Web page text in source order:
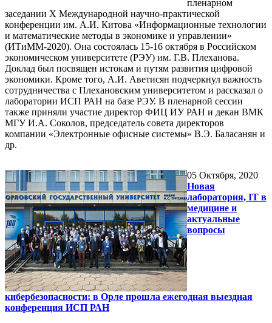
пленарном
заседании Х Международной научно-практической
конференции им. А.И. Китова «Информационные технологии
и математические методы в экономике и управлении»
(ИТиММ-2020). Она состоялась 15-16 октября в Российском
экономическом университете (РЭУ) им. Г.В. Плеханова.
Доклад был посвящен истокам и путям развития цифровой
экономики. Кроме того, А.И. Аветисян подчеркнул важность
сотрудничества с Плехановским университетом и рассказал о
лаборатории ИСП РАН на базе РЭУ. В пленарной сессии
также приняли участие директор ФИЦ ИУ РАН и декан ВМК
МГУ И.А. Соколов, председатель совета директоров
компании «Электронные офисные системы» В.Э. Баласанян и
др.
05 Октября, 2020
Новая
лаборатория, IT в
медицине и
актуальные
вопросы
кибербезопасности: в Орле прошла ежегодная выездная
конференция ИСП РАН